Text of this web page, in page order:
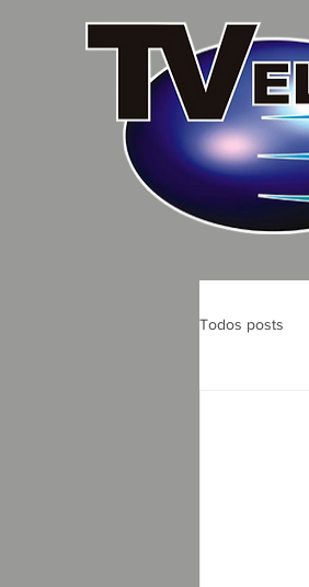
Todos posts